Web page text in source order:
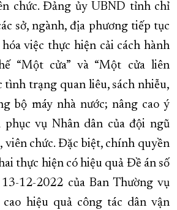
chức. Đảng ủy UBND tỉnh chỉ
sở, ngành, địa phương tiếp tục
việc thực hiện cải cách hành
“Một cửa” và “Một cửa liên
tình trạng quan liêu, sách nhiễu,
bộ máy nhà nước; nâng cao ý
vụ Nhân dân của đội ngũ
viên chức. Đặc biệt, chính quyền
thực hiện có hiệu quả Đề án số
12-2022 của Ban Thường vụ
hiệu quả công tác dân vận